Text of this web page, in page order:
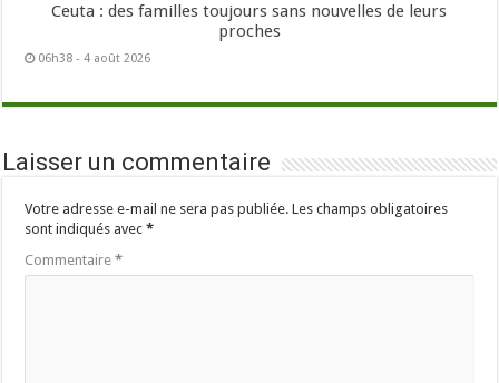
Ceuta : des familles toujours sans nouvelles de leurs
proches
06h38 - 4 août 2026
Laisser un commentaire
Votre adresse e-mail ne sera pas publiée. Les champs obligatoires
sont indiqués avec*
Commentaire*